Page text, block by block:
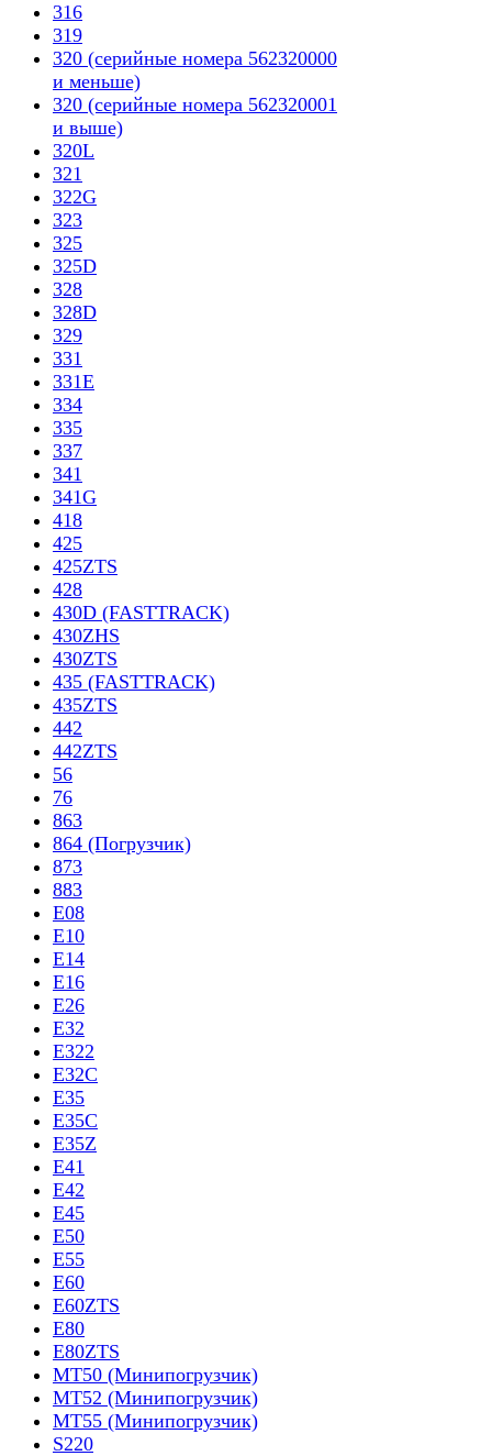
316
319
320 (серийные номера 562320000
и меньше)
320 (серийные номера 562320001
и выше)
320L
321
322G
323
325
325D
328
328D
329
331
331E
334
335
337
341
341G
418
425
425ZTS
428
430D (FASTTRACK)
430ZHS
430ZTS
435 (FASTTRACK)
435ZTS
442
442ZTS
56
76
863
864 (Погрузчик)
873
883
E08
E10
E14
E16
E26
E32
E322
E32C
E35
E35C
E35Z
E41
E42
E45
E50
E55
E60
E60ZTS
E80
E80ZTS
MT50 (Минипогрузчик)
MT52 (Минипогрузчик)
MT55 (Минипогрузчик)
S220